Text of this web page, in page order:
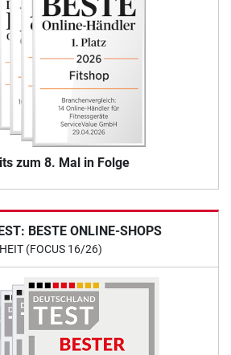
zum 8. Mal in Folge
BESTE ONLINE-SHOPS
(FOCUS 16/26)